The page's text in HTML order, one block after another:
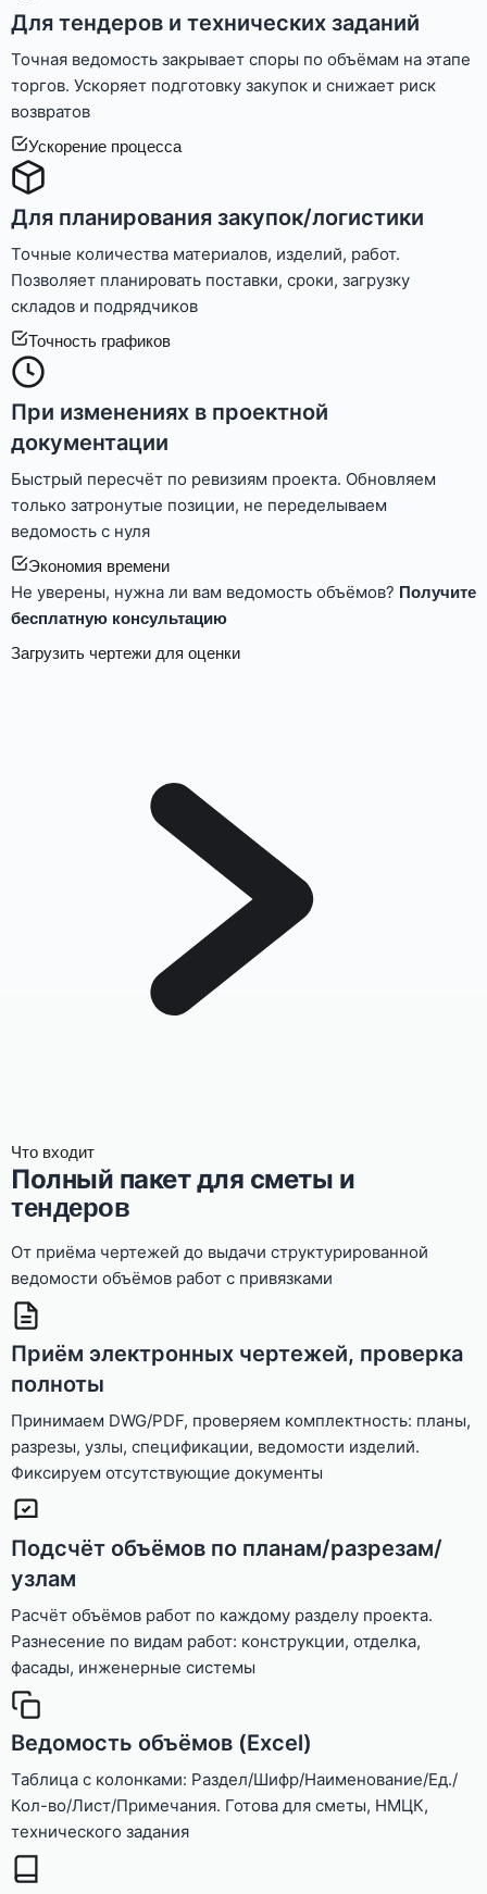
Для тендеров и технических заданий
Точная ведомость закрывает споры по объёмам на этапе
торгов. Ускоряет подготовку закупок и снижает риск
возвратов
Ускорение процесса
Для планирования закупок/логистики
Точные количества материалов, изделий, работ.
Позволяет планировать поставки, сроки, загрузку
складов и подрядчиков
Точность графиков
При изменениях в проектной
документации
Быстрый пересчёт по ревизиям проекта. Обновляем
только затронутые позиции, не переделываем
ведомость с нуля
Экономия времени
Не уверены, нужна ли вам ведомость объёмов? Получите
бесплатную консультацию
Загрузить чертежи для оценки
Что входит
Полный пакет для сметы и
тендеров
От приёма чертежей до выдачи структурированной
ведомости объёмов работ с привязками
Приём электронных чертежей, проверка
полноты
Принимаем DWG/PDF, проверяем комплектность: планы,
разрезы, узлы, спецификации, ведомости изделий.
Фиксируем отсутствующие документы
Подсчёт объёмов по планам/разрезам/
узлам
Расчёт объёмов работ по каждому разделу проекта.
Разнесение по видам работ: конструкции, отделка,
фасады, инженерные системы
Ведомость объёмов (Excel)
Таблица с колонками: Раздел/Шифр/Наименование/Ед./
Кол-во/Лист/Примечания. Готова для сметы, НМЦК,
технического задания